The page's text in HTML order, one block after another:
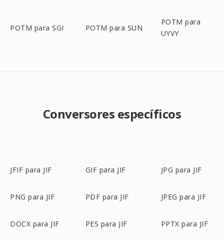
POTM para SGI POTM para SUN
POTM para
UYVY
Conversores específicos
JFIF para JIF GIF para JIF JPG para JIF
PNG para JIF PDF para JIF JPEG para JIF
DOCX para JIF PES para JIF PPTX para JIF